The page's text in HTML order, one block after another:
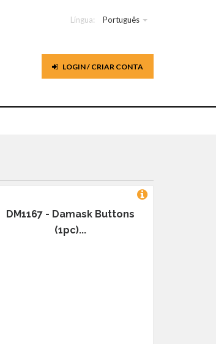
Língua: Português
LOGIN / CRIAR CONTA
DM1167 - Damask Buttons
(1pc)...